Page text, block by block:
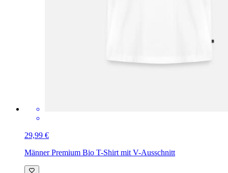
29,99 €
Männer Premium Bio T-Shirt mit V-Ausschnitt